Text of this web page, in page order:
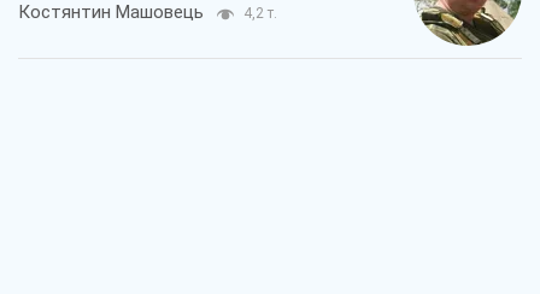
Костянтин Машовець 4,2 т.